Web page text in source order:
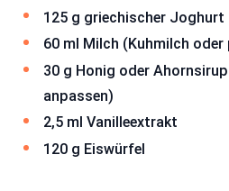
125 g griechischer Joghurt
60 ml Milch (Kuhmilch
30 g Honig oder
anpassen)
2,5 ml Vanilleextrakt
120 g Eiswürfel